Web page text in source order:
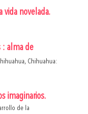
vida novelada.
: alma de
Chihuahua:
imaginarios.
de la